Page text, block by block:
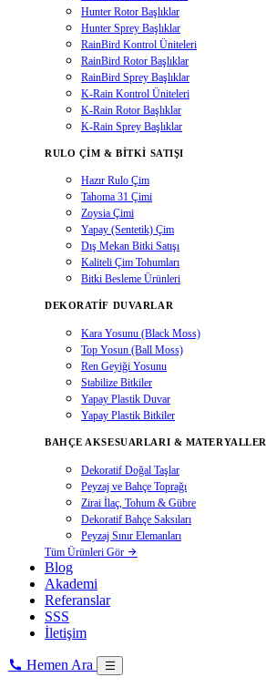
Hunter Rotor Başlıklar
Hunter Sprey Başlıklar
RainBird Kontrol Üniteleri
RainBird Rotor Başlıklar
RainBird Sprey Başlıklar
K-Rain Kontrol Üniteleri
K-Rain Rotor Başlıklar
K-Rain Sprey Başlıklar
RULO ÇIM & BITKI SATIŞI
Hazır Rulo Çim
Tahoma 31 Çimi
Zoysia Çimi
Yapay (Sentetik) Çim
Dış Mekan Bitki Satışı
Kaliteli Çim Tohumları
Bitki Besleme Ürünleri
DEKORATIF DUVARLAR
Kara Yosunu (Black Moss)
Top Yosun (Ball Moss)
Ren Geyiği Yosunu
Stabilize Bitkiler
Yapay Plastik Duvar
Yapay Plastik Bitkiler
BAHÇE AKSESUARLARI & MATERYALLER
Dekoratif Doğal Taşlar
Peyzaj ve Bahçe Toprağı
Zirai İlaç, Tohum & Gübre
Dekoratif Bahçe Saksıları
Peyzaj Sınır Elemanları
Tüm Ürünleri Gör
Blog
Akademi
Referanslar
SSS
İletişim
Hemen Ara